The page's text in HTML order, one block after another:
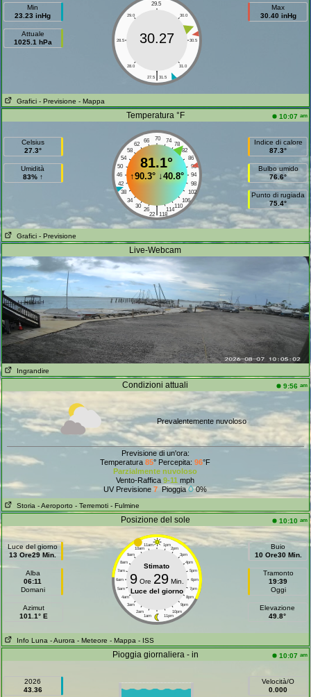
Min
23.23 inHg
Attuale
1025.1 hPa
29.5
29.0 30.0
28.5 30.5
28.0 31.0
|
27.5 31.5
30.27
Max
30.40 inHg
Grafici - Previsione - Mappa
Temperatura °F 10:07 am
Celsius
27.3°
Umidità
83% ↑
70
66 74
62
78
58
82
54
86
50
90
46
94
42
98
38
102
34
106
30
110
26 114
|
22 118
81.1°
↑90.3°↓40.8°
Indice di calore
87.3°
Bulbo umido
76.6°
Punto di rugiada
75.4°
Grafici - Previsione
Live-Webcam
Ingrandire
Condizioni attuali 9:56 am
Prevalentemente nuvoloso
Previsione di un'ora:
Temperatura85° Percepita:96°F
Parzialmente nuvoloso
Vento-Raffica 9-11 mph
UV Previsione7 Pioggia 0%
Storia - Aeroporto - Terremoti - Fulmine
Posizione del sole 10:10 am
Luce del giorno
13 Ore29 Min.
Alba
06:11
Domani
Azimut
101.1° E
11am 1pm
10am 2pm
9am 3pm
8am 4pm
7am 5pm
6am 6pm
5am 7pm
4am 8pm
3am 9pm
2am 10pm
1am 11pm
Stimato
9Ore 29Min.
Luce del giorno
Buio
10 Ore30 Min.
Tramonto
19:39
Oggi
Elevazione
49.8°
Info Luna - Aurora - Meteore - Mappa - ISS
Pioggia giornaliera - in 10:07 am
2026
43.36
Velocità/O
0.000